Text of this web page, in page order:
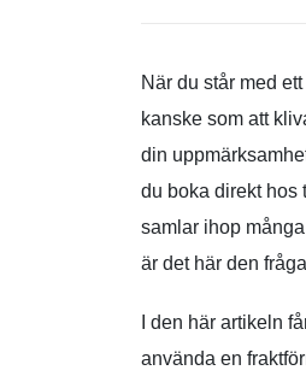
När du står med
kanske som att
din
du boka direkt hos
samlar ihop
är det här den
I den här artikeln
använda en